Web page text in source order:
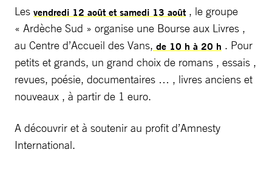
Les vendredi 12 août et samedi 13 août , le groupe
« Ardèche Sud » organise une Bourse aux Livres ,
au Centre d’Accueil des Vans, de 10 h à 20 h . Pour
petits et grands, un grand choix de romans , essais ,
revues, poésie, documentaires … , livres anciens et
nouveaux , à partir de 1 euro.
A découvrir et à soutenir au profit d’Amnesty
International.